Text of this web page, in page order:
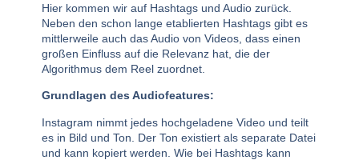
Hier kommen wir auf Hashtags und Audio zurück.
Neben den schon lange etablierten Hashtags gibt es
mittlerweile auch das Audio von Videos, dass einen
großen Einfluss auf die Relevanz hat, die der
Algorithmus dem Reel zuordnet.
Grundlagen des Audiofeatures:
Instagram nimmt jedes hochgeladene Video und teilt
es in Bild und Ton. Der Ton existiert als separate Datei
und kann kopiert werden. Wie bei Hashtags kann